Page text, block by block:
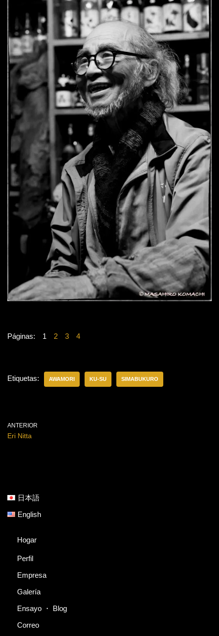
Páginas: 1 2 3 4
Etiquetas: AWAMORI KU-SU SIMABUKURO
ANTERIOR
Eri Nitta
日本語
English
Hogar
Perfil
Empresa
Galería
Ensayo ・ Blog
Correo